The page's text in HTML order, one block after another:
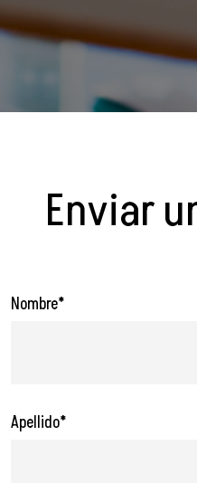
Enviar
Nombre*
Apellido*